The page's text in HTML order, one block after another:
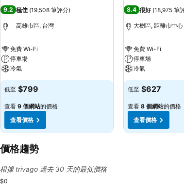
9.2 極佳 (19,508 筆評分)
高雄市區, 台灣
免費 Wi-Fi
停車場
冷氣
低至 $799
查看 9 個網站的價格
查看價格
8.4 很好 (18,975 筆
大樹區, 距離市中
免費 Wi-Fi
停車場
冷氣
低至 $627
查看 8 個網站的價格
查看價格
價格趨勢
根據 trivago 過去 30 天的最低價格
$0